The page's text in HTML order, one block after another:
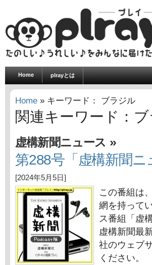
Home plrayとは
Home » キーワード： ブラジル
関連キーワード：
虚構新聞ニュース »
第288号「虚構新聞
[2024年5月5日]
この番組は
網を持って
ス番組「虚
虚構新聞最
社のウェブ
ください。